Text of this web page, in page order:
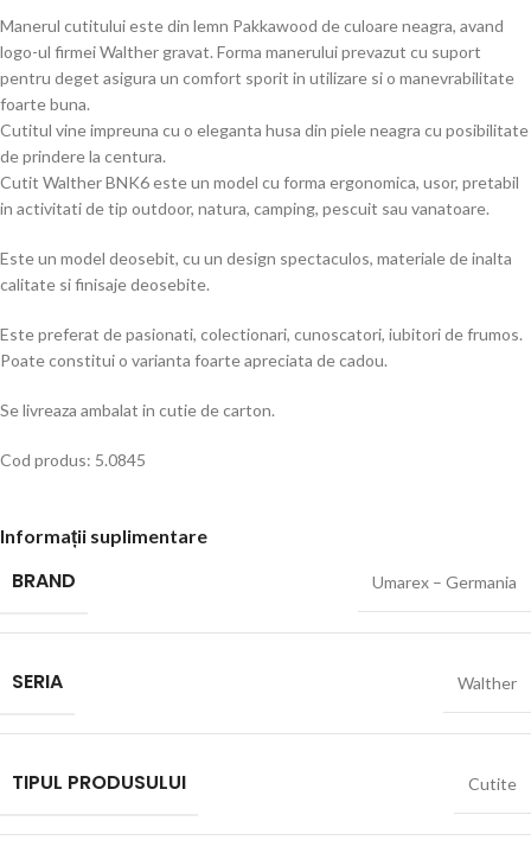
Manerul cutitului este din lemn Pakkawood de culoare neagra, avand
logo-ul firmei Walther gravat. Forma manerului prevazut cu suport
pentru deget asigura un comfort sporit in utilizare si o manevrabilitate
foarte buna.
Cutitul vine impreuna cu o eleganta husa din piele neagra cu posibilitate
de prindere la centura.
Cutit Walther BNK6 este un model cu forma ergonomica, usor, pretabil
in activitati de tip outdoor, natura, camping, pescuit sau vanatoare.
Este un model deosebit, cu un design spectaculos, materiale de inalta
calitate si finisaje deosebite.
Este preferat de pasionati, colectionari, cunoscatori, iubitori de frumos.
Poate constitui o varianta foarte apreciata de cadou.
Se livreaza ambalat in cutie de carton.
Cod produs: 5.0845
Informații suplimentare
BRAND Umarex – Germania
SERIA Walther
TIPUL PRODUSULUI Cutite